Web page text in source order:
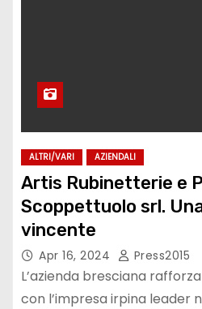
ALTRI/VARI AZIENDALI
Artis Rubinetterie e
Scoppettuolo srl.
vincente
Apr 16, 2024 Press2015
L’azienda bresciana
con l’impresa irpina leader